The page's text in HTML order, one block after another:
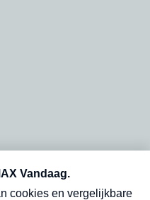
dinsdagochtend in